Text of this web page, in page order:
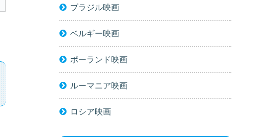
ブラジル映画
ベルギー映画
ポーランド映画
ルーマニア映画
ロシア映画